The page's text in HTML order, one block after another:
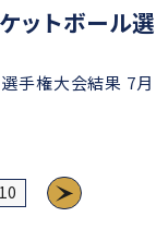
ットボール選
手権大会結果 7月
10